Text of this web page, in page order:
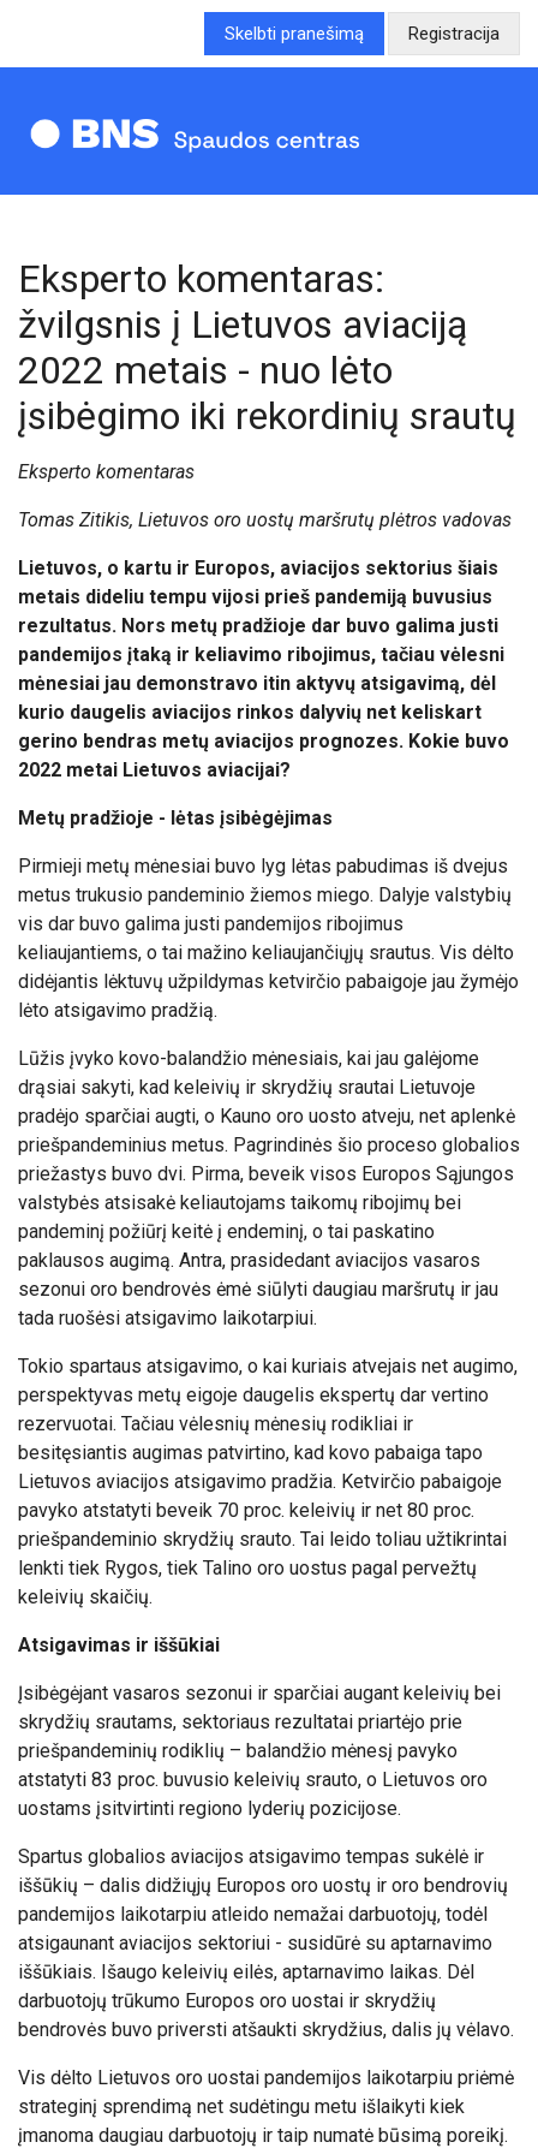
Skelbti pranešimą Registracija
Eksperto komentaras:
žvilgsnis į Lietuvos aviaciją
2022 metais - nuo lėto
įsibėgimo iki rekordinių srautų
Eksperto komentaras
Tomas Zitikis, Lietuvos oro uostų maršrutų plėtros vadovas
Lietuvos, o kartu ir Europos, aviacijos sektorius šiais
metais dideliu tempu vijosi prieš pandemiją buvusius
rezultatus. Nors metų pradžioje dar buvo galima justi
pandemijos įtaką ir keliavimo ribojimus, tačiau vėlesni
mėnesiai jau demonstravo itin aktyvų atsigavimą, dėl
kurio daugelis aviacijos rinkos dalyvių net keliskart
gerino bendras metų aviacijos prognozes. Kokie buvo
2022 metai Lietuvos aviacijai?
Metų pradžioje - lėtas įsibėgėjimas
Pirmieji metų mėnesiai buvo lyg lėtas pabudimas iš dvejus
metus trukusio pandeminio žiemos miego. Dalyje valstybių
vis dar buvo galima justi pandemijos ribojimus
keliaujantiems, o tai mažino keliaujančiųjų srautus. Vis dėlto
didėjantis lėktuvų užpildymas ketvirčio pabaigoje jau žymėjo
lėto atsigavimo pradžią.
Lūžis įvyko kovo-balandžio mėnesiais, kai jau galėjome
drąsiai sakyti, kad keleivių ir skrydžių srautai Lietuvoje
pradėjo sparčiai augti, o Kauno oro uosto atveju, net aplenkė
priešpandeminius metus. Pagrindinės šio proceso globalios
priežastys buvo dvi. Pirma, beveik visos Europos Sąjungos
valstybės atsisakė keliautojams taikomų ribojimų bei
pandeminį požiūrį keitė į endeminį, o tai paskatino
paklausos augimą. Antra, prasidedant aviacijos vasaros
sezonui oro bendrovės ėmė siūlyti daugiau maršrutų ir jau
tada ruošėsi atsigavimo laikotarpiui.
Tokio spartaus atsigavimo, o kai kuriais atvejais net augimo,
perspektyvas metų eigoje daugelis ekspertų dar vertino
rezervuotai. Tačiau vėlesnių mėnesių rodikliai ir
besitęsiantis augimas patvirtino, kad kovo pabaiga tapo
Lietuvos aviacijos atsigavimo pradžia. Ketvirčio pabaigoje
pavyko atstatyti beveik 70 proc. keleivių ir net 80 proc.
priešpandeminio skrydžių srauto. Tai leido toliau užtikrintai
lenkti tiek Rygos, tiek Talino oro uostus pagal pervežtų
keleivių skaičių.
Atsigavimas ir iššūkiai
Įsibėgėjant vasaros sezonui ir sparčiai augant keleivių bei
skrydžių srautams, sektoriaus rezultatai priartėjo prie
priešpandeminių rodiklių – balandžio mėnesį pavyko
atstatyti 83 proc. buvusio keleivių srauto, o Lietuvos oro
uostams įsitvirtinti regiono lyderių pozicijose.
Spartus globalios aviacijos atsigavimo tempas sukėlė ir
iššūkių – dalis didžiųjų Europos oro uostų ir oro bendrovių
pandemijos laikotarpiu atleido nemažai darbuotojų, todėl
atsigaunant aviacijos sektoriui - susidūrė su aptarnavimo
iššūkiais. Išaugo keleivių eilės, aptarnavimo laikas. Dėl
darbuotojų trūkumo Europos oro uostai ir skrydžių
bendrovės buvo priversti atšaukti skrydžius, dalis jų vėlavo.
Vis dėlto Lietuvos oro uostai pandemijos laikotarpiu priėmė
strateginį sprendimą net sudėtingu metu išlaikyti kiek
įmanoma daugiau darbuotojų ir taip numatė būsimą poreikį.